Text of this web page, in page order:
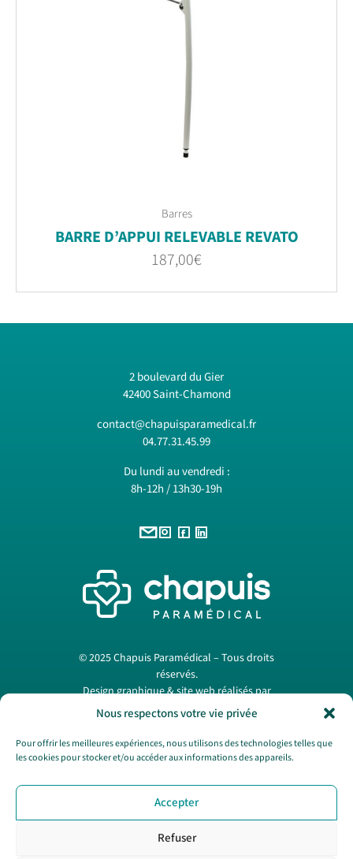
Nous respectons votre vie privée
Pour offrir les meilleures expériences, nous utilisons des technologies telles que
les cookies pour stocker et/ou accéder aux informations des appareils.
Accepter
Refuser
Barres
BARRE D’APPUI RELEVABLE REVATO
187,00€
2 boulevard du Gier
42400 Saint-Chamond
contact@chapuisparamedical.fr
04.77.31.45.99
Du lundi au vendredi :
8h-12h / 13h30-19h
© 2025 Chapuis Paramédical – Tous droits
réservés.
Design graphique & site web réalisés par
Papermint Création . —Mentions légales
Nous contacter
CGV